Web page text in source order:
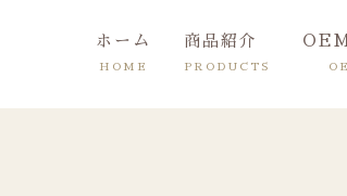
ホーム
HOME
商品紹介
PRODUCTS